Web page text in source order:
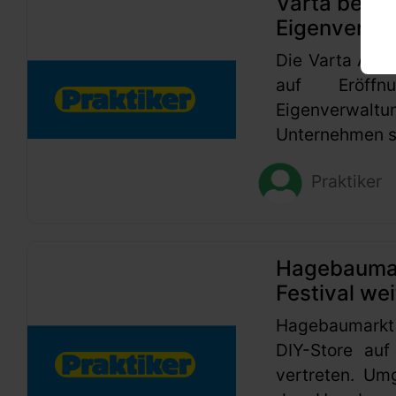
Die Varta AG
auf
Unternehmen
Praktiker
Festival
DIY-Store
vertreten.